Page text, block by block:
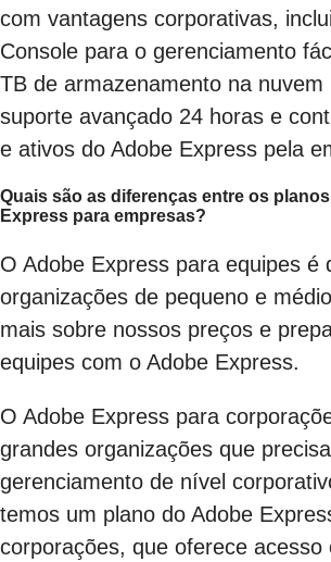
com vantagens corporativas,
Console para o gerenciamento
TB de armazenamento na nuvem
suporte avançado 24 horas e
e ativos do Adobe Express pela
Quais são as diferenças entre os
Express para empresas?
O Adobe Express para equipes é
organizações de pequeno e
mais sobre nossos preços e
equipes com o Adobe Express.
O Adobe Express para
grandes organizações que
gerenciamento de nível
temos um plano do Adobe
corporações, que oferece acesso